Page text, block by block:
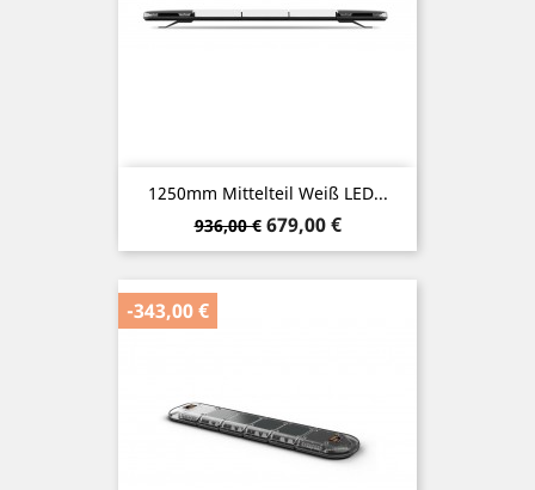
1250mm Mittelteil Weiß LED...
Verkaufspreis
936,00 € Preis
679,00 €
-343,00 €